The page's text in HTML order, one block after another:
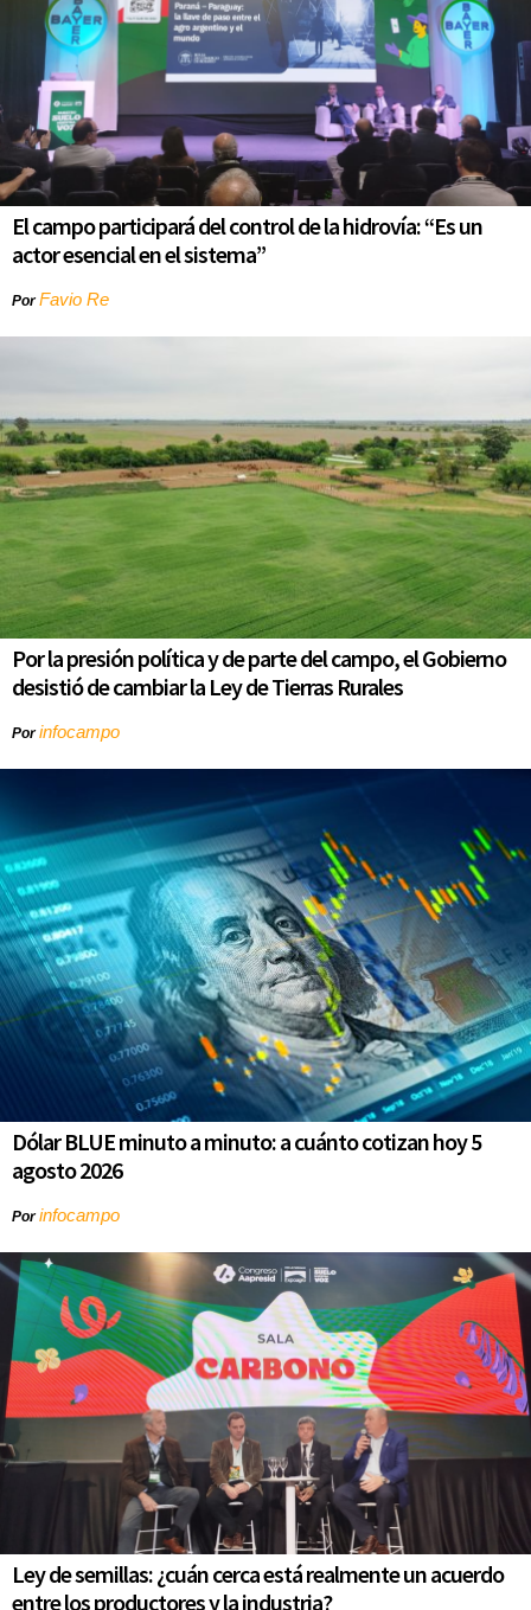
El campo participará del control de la hidrovía: “Es un
actor esencial en el sistema”
PorFavio Re
Por la presión política y de parte del campo, el Gobierno
desistió de cambiar la Ley de Tierras Rurales
Porinfocampo
Dólar BLUE minuto a minuto: a cuánto cotizan hoy 5
agosto 2026
Porinfocampo
Ley de semillas: ¿cuán cerca está realmente un acuerdo
entre los productores y la industria?